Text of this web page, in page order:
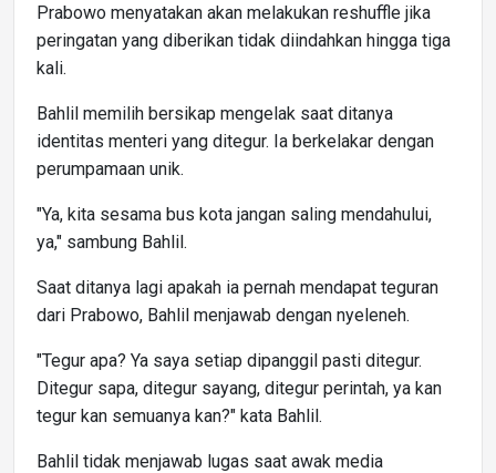
Prabowo menyatakan akan melakukan reshuffle jika
peringatan yang diberikan tidak diindahkan hingga tiga
kali.
Bahlil memilih bersikap mengelak saat ditanya
identitas menteri yang ditegur. Ia berkelakar dengan
perumpamaan unik.
"Ya, kita sesama bus kota jangan saling mendahului,
ya," sambung Bahlil.
Saat ditanya lagi apakah ia pernah mendapat teguran
dari Prabowo, Bahlil menjawab dengan nyeleneh.
"Tegur apa? Ya saya setiap dipanggil pasti ditegur.
Ditegur sapa, ditegur sayang, ditegur perintah, ya kan
tegur kan semuanya kan?" kata Bahlil.
Bahlil tidak menjawab lugas saat awak media